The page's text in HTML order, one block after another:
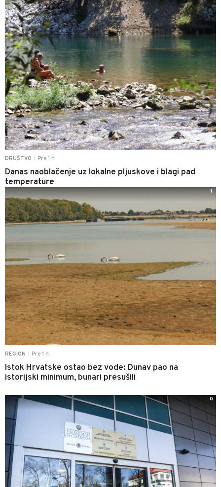
DRUŠTVO Pre 1 h
Danas naoblačenje uz lokalne pljuskove i blagi pad
temperature
REGION Pre 1 h
Istok Hrvatske ostao bez vode: Dunav pao na
istorijski minimum, bunari presušili
1
0